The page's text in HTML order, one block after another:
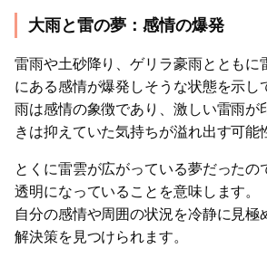
大雨と雷の夢：感情の爆発
雷雨や土砂降り、ゲリラ豪雨とともに
にある感情が爆発しそうな状態を示し
雨は感情の象徴であり、激しい雷雨が
きは抑えていた気持ちが溢れ出す可能
とくに雷雲が広がっている夢だったの
透明になっていることを意味します。
自分の感情や周囲の状況を冷静に見極
解決策を見つけられます。